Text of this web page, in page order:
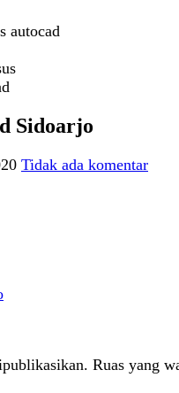
Sidoarjo
Tidak ada komentar
Ruas yang